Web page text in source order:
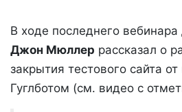
В ходе последнего
Джон Мюллер рассказал о
закрытия тестового сайта
Гуглботом (см. видео с